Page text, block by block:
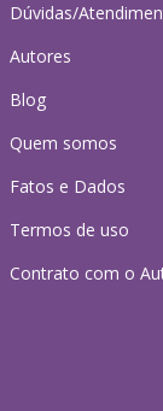
Dúvidas/
Autores
Blog
Quem somos
Fatos e Dados
Termos de uso
Contrato com o